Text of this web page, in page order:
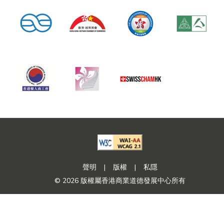
聲明 | 版權 |
私隱
© 2026 版權屬香港商業道德發展中心所有